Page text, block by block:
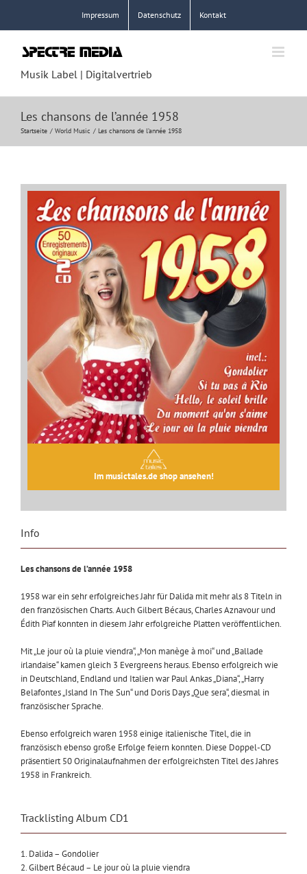
springen
Impressum Datenschutz Kontakt
Musik Label | Digitalvertrieb
Les chansons de l’année 1958
Startseite World Music Les chansons de l’année 1958
Im musictales.de shop ansehen!
Info
Les chansons de l’année 1958
1958 war ein sehr erfolgreiches Jahr für Dalida mit mehr als 8 Titeln in
den französischen Charts. Auch Gilbert Bécaus, Charles Aznavour und
Édith Piaf konnten in diesem Jahr erfolgreiche Platten veröffentlichen.
Mit „Le jour où la pluie viendra“, „Mon manège à moi“ und „Ballade
irlandaise“ kamen gleich 3 Evergreens heraus. Ebenso erfolgreich wie
in Deutschland, Endland und Italien war Paul Ankas „Diana“, „Harry
Belafontes „Island In The Sun“ und Doris Days „Que sera“, diesmal in
französischer Sprache.
Ebenso erfolgreich waren 1958 einige italienische Titel, die in
französisch ebenso große Erfolge feiern konnten. Diese Doppel-CD
präsentiert 50 Originalaufnahmen der erfolgreichsten Titel des Jahres
1958 in Frankreich.
Tracklisting Album CD1
1. Dalida – Gondolier
2. Gilbert Bécaud – Le jour où la pluie viendra